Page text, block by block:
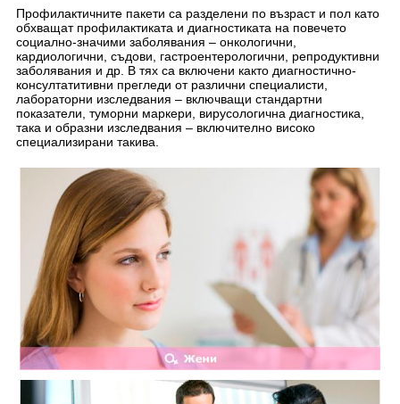
Профилактичните пакети са разделени по възраст и пол като
обхващат профилактиката и диагностиката на повечето
социално-значими заболявания – онкологични,
кардиологични, съдови, гастроентерологични, репродуктивни
заболявания и др. В тях са включени както диагностично-
консултатитивни прегледи от различни специалисти,
лабораторни изследвания – включващи стандартни
показатели, туморни маркери, вирусологична диагностика,
така и образни изследвания – включително високо
специализирани такива.